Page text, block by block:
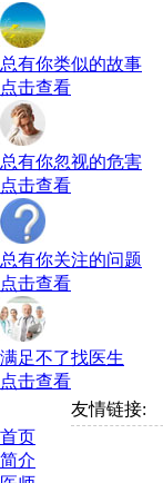
总有你类似的故事
点击查看
总有你忽视的危害
点击查看
总有你关注的问题
点击查看
满足不了找医生
点击查看
友情链接:
首页
简介